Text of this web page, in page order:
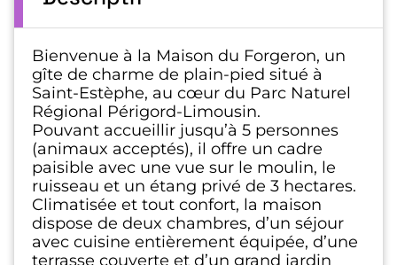
Bienvenue à la Maison du Forgeron, un
gîte de charme de plain-pied situé à
Saint-Estèphe, au cœur du Parc Naturel
Régional Périgord-Limousin.
Pouvant accueillir jusqu’à 5 personnes
(animaux acceptés), il offre un cadre
paisible avec une vue sur le moulin, le
ruisseau et un étang privé de 3 hectares.
Climatisée et tout confort, la maison
dispose de deux chambres, d’un séjour
avec cuisine entièrement équipée, d’une
terrasse couverte et d’un grand jardin